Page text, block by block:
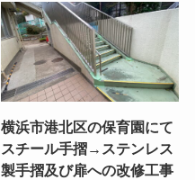
横浜市港北区の保育園にて
スチール手摺→ステンレス
製手摺及び扉への改修工事